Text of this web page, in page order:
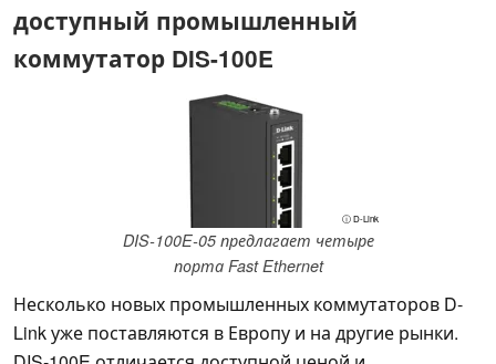
доступный промышленный
коммутатор DIS-100E
ⓘ D-Link
DIS-100E-05 предлагает четыре
порта Fast Ethernet
Несколько новых промышленных коммутаторов D-
Link уже поставляются в Европу и на другие рынки.